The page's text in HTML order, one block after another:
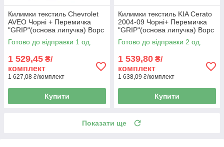
Килимки текстиль Chevrolet
AVEO Чорні + Перемичка
"GRIP"(основа липучка) Ворс
стрижений
Готово до відправки 1 од.
1 529,45 ₴/
комплект
1 627,08 ₴/комплект
Купити
Килимки текстиль KIA Cerato
2004-09 Чорні+ Перемичка
"GRIP"(основа липучка) Ворс
стрижений
Готово до відправки 2 од.
1 539,80 ₴/
комплект
1 638,09 ₴/комплект
Купити
Показати ще